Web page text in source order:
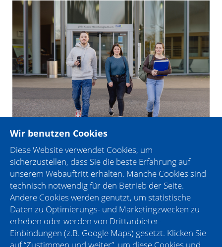
CHECK IN Day
Infos zum Unternehmen
Wir sind beim CHECK IN Day dabei, weil...
... weil nicht nur unsere Pflegeausbildung vielfältig
und sinnstiftend ist. Unsere Auszubildenden
erzählen dir an unserem Messestand gerne
Wir benutzen Cookies
Diese Website verwendet Cookies, um
sicherzustellen, dass Sie die beste Erfahrung auf
unserem Webauftritt erhalten. Manche Cookies sind
technisch notwendig für den Betrieb der Seite.
Andere Cookies werden genutzt, um statistische
Daten zu Optimierungs- und Marketingzwecken zu
erheben oder werden von Drittanbieter-
Einbindungen (z.B. Google Maps) gesetzt. Klicken Sie